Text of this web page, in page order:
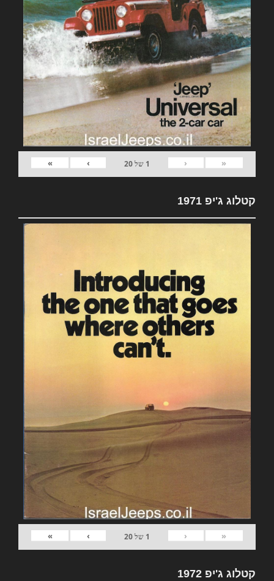
«
‹
1 של20
›
»
קטלוג ג'יפ 1971
«
‹
1 של20
›
»
קטלוג ג'יפ 1972